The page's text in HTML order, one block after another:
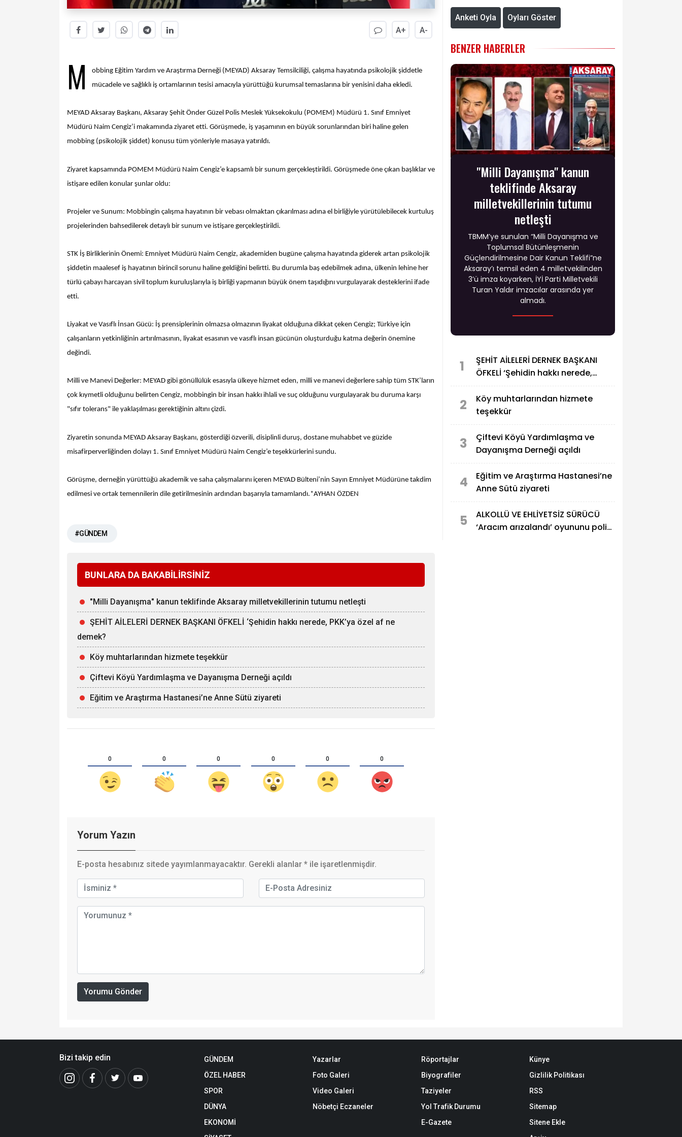
A+ A-
M
obbing Eğitim Yardım ve Araştırma Derneği (MEYAD) Aksaray Temsilciliği, çalışma hayatında psikolojik şiddetle
mücadele ve sağlıklı iş ortamlarının tesisi amacıyla yürüttüğü kurumsal temaslarına bir yenisini daha ekledi.
MEYAD Aksaray Başkanı, Aksaray Şehit Önder Güzel Polis Meslek Yüksekokulu (POMEM) Müdürü 1. Sınıf Emniyet
Müdürü Naim Cengiz’i makamında ziyaret etti. Görüşmede, iş yaşamının en büyük sorunlarından biri haline gelen
mobbing (psikolojik şiddet) konusu tüm yönleriyle masaya yatırıldı.
Ziyaret kapsamında POMEM Müdürü Naim Cengiz’e kapsamlı bir sunum gerçekleştirildi. Görüşmede öne çıkan başlıklar ve
istişare edilen konular şunlar oldu:
Projeler ve Sunum: Mobbingin çalışma hayatının bir vebası olmaktan çıkarılması adına el birliğiyle yürütülebilecek kurtuluş
projelerinden bahsedilerek detaylı bir sunum ve istişare gerçekleştirildi.
STK İş Birliklerinin Önemi: Emniyet Müdürü Naim Cengiz, akademiden bugüne çalışma hayatında giderek artan psikolojik
şiddetin maalesef iş hayatının birincil sorunu haline geldiğini belirtti. Bu durumla baş edebilmek adına, ülkenin lehine her
türlü çabayı harcayan sivil toplum kuruluşlarıyla iş birliği yapmanın büyük önem taşıdığını vurgulayarak desteklerini ifade
etti.
Liyakat ve Vasıflı İnsan Gücü: İş prensiplerinin olmazsa olmazının liyakat olduğuna dikkat çeken Cengiz; Türkiye için
çalışanların yetkinliğinin artırılmasının, liyakat esasının ve vasıflı insan gücünün oluşturduğu katma değerin önemine
değindi.
Milli ve Manevi Değerler: MEYAD gibi gönüllülük esasıyla ülkeye hizmet eden, milli ve manevi değerlere sahip tüm STK’ların
çok kıymetli olduğunu belirten Cengiz, mobbingin bir insan hakkı ihlali ve suç olduğunu vurgulayarak bu duruma karşı
"sıfır tolerans" ile yaklaşılması gerektiğinin altını çizdi.
Ziyaretin sonunda MEYAD Aksaray Başkanı, gösterdiği özverili, disiplinli duruş, dostane muhabbet ve güzide
misafirperverliğinden dolayı 1. Sınıf Emniyet Müdürü Naim Cengiz’e teşekkürlerini sundu.
Görüşme, derneğin yürüttüğü akademik ve saha çalışmalarını içeren MEYAD Bülteni’nin Sayın Emniyet Müdürüne takdim
edilmesi ve ortak temennilerin dile getirilmesinin ardından başarıyla tamamlandı.*AYHAN ÖZDEN
#GÜNDEM
BUNLARA DA BAKABİLİRSİNİZ
"Milli Dayanışma" kanun teklifinde Aksaray milletvekillerinin tutumu netleşti
ŞEHİT AİLELERİ DERNEK BAŞKANI ÖFKELİ ‘Şehidin hakkı nerede, PKK’ya özel af ne
demek?
Köy muhtarlarından hizmete teşekkür
Çiftevi Köyü Yardımlaşma ve Dayanışma Derneği açıldı
Eğitim ve Araştırma Hastanesi’ne Anne Sütü ziyareti
0 0 0 0 0 0
Yorum Yazın
E-posta hesabınız sitede yayımlanmayacaktır. Gerekli alanlar * ile işaretlenmişdir.
Yorumu Gönder
Anketi Oyla Oyları Göster
BENZER HABERLER
"Milli Dayanışma" kanun
teklifinde Aksaray
milletvekillerinin tutumu
netleşti
TBMM’ye sunulan “Milli Dayanışma ve
Toplumsal Bütünleşmenin
Güçlendirilmesine Dair Kanun Teklifi”ne
Aksaray’ı temsil eden 4 milletvekilinden
3’ü imza koyarken, İYİ Parti Milletvekili
Turan Yaldır imzacılar arasında yer
almadı.
1
ŞEHİT AİLELERİ DERNEK BAŞKANI
ÖFKELİ ‘Şehidin hakkı nerede,
2
Köy muhtarlarından hizmete
teşekkür
3
Çiftevi Köyü Yardımlaşma ve
Dayanışma Derneği açıldı
4
Eğitim ve Araştırma Hastanesi’ne
Anne Sütü ziyareti
5
ALKOLLÜ VE EHLİYETSİZ SÜRÜCÜ
‘Aracım arızalandı’ oyununu polis
Bizi takip edin
GÜNDEM
ÖZEL HABER
SPOR
DÜNYA
EKONOMİ
Yazarlar
Foto Galeri
Video Galeri
Nöbetçi Eczaneler
Röportajlar
Biyografiler
Taziyeler
Yol Trafik Durumu
E-Gazete
Künye
Gizlilik Politikası
RSS
Sitemap
Sitene Ekle